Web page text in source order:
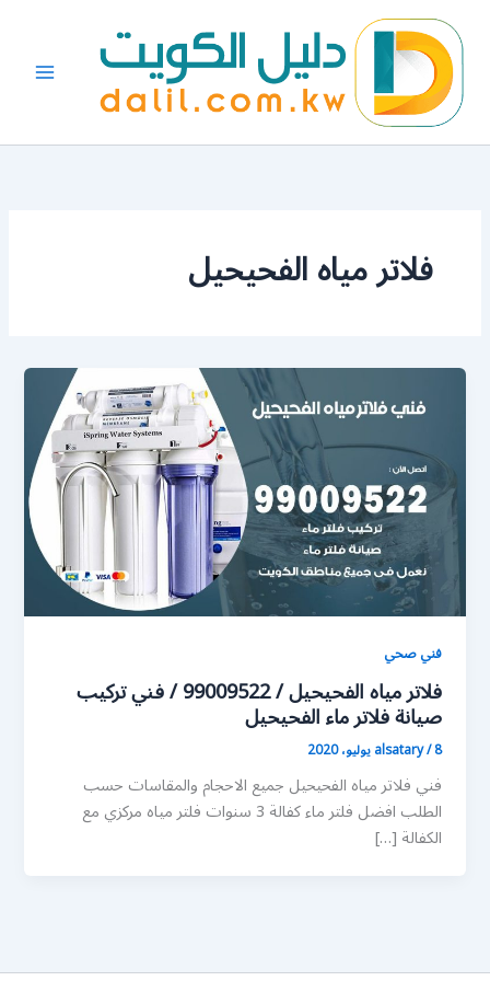
المحتوى
فلاتر مياه الفحيحيل
فني صحي
فلاتر مياه الفحيحيل / 99009522 / فني تركيب
صيانة فلاتر ماء الفحيحيل
alsatary/8 يوليو، 2020
فني فلاتر مياه الفحيحيل جميع الاحجام والمقاسات حسب
الطلب افضل فلتر ماء كفالة 3 سنوات فلتر مياه مركزي مع
الكفالة […]